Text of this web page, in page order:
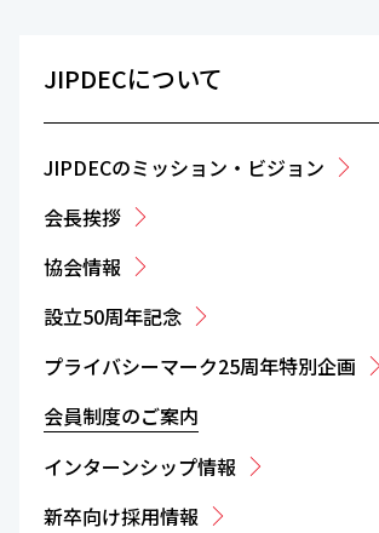
JIPDECについて
JIPDECのミッション・ビジョン
会長挨拶
協会情報
設立50周年記念
プライバシーマーク25周年特別企画
会員制度のご案内
インターンシップ情報
新卒向け採用情報